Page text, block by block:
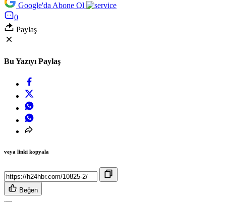
Google'da Abone Ol
0
Paylaş
Bu Yazıyı Paylaş
veya linki kopyala
Beğen